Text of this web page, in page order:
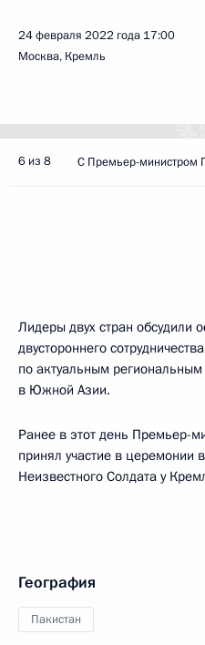
24 февраля 2022 года 17:00
Москва, Кремль
6 из 8 С Премьер-министром
Лидеры двух стран обсудили
двустороннего
по актуальным
в Южной Азии.
Ранее в этот день Премьер-
принял участие в
Неизвестного Солдата у
География
Пакистан